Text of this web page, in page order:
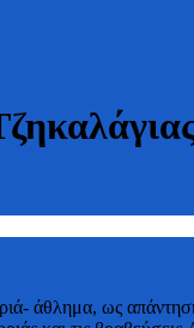
άθλημα, ως